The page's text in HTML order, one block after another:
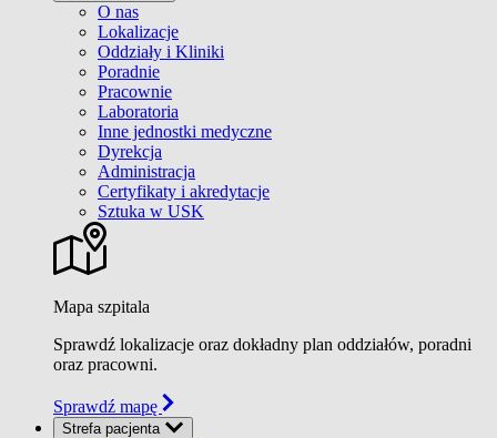
O nas
Lokalizacje
Oddziały i Kliniki
Poradnie
Pracownie
Laboratoria
Inne jednostki medyczne
Dyrekcja
Administracja
Certyfikaty i akredytacje
Sztuka w USK
Mapa szpitala
Sprawdź lokalizacje oraz dokładny plan oddziałów, poradni
oraz pracowni.
Sprawdź mapę
Strefa pacjenta